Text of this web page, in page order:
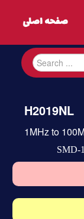
H2019NL
1MHz to
SMD-